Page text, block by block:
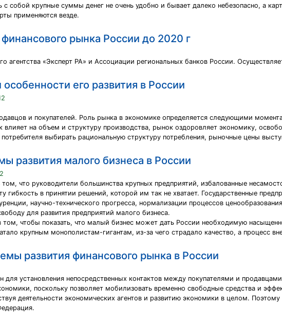
с собой крупные суммы денег не очень удобно и бывает далеко небезопасно, а
применяются везде.
рынка России до 2020 г
агентства «Эксперт РА» и Ассоциации региональных банков России.
его развития в России
и покупателей. Роль рынка в экономике определяется следующими
влияет на объем и структуру производства, рынок оздоровляет экономику,
потребителя выбирать рациональную структуру потребления, рыночные цены
развития малого бизнеса в России
что руководители большинства крупных предприятий, избалованные
гибкость в принятии решений, которой им так не хватает. Государственные
научно-технического прогресса, нормализации процессов
для развития предприятий малого бизнеса.
том, чтобы показать, что малый бизнес может дать России необходимую
крупным монополистам-гигантам, из-за чего страдало качество, а процесс
развития финансового рынка в России
для установления непосредственных контактов между покупателями и
поскольку позволяет мобилизовать временно свободные средства и
деятельности экономических агентов и развитию экономики в целом.